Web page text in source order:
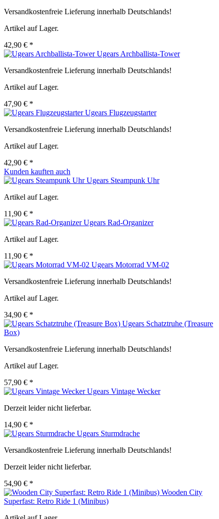
Versandkostenfreie Lieferung innerhalb Deutschlands!
Artikel auf Lager.
42,90 € *
Ugears Archballista-Tower
Versandkostenfreie Lieferung innerhalb Deutschlands!
Artikel auf Lager.
47,90 € *
Ugears Flugzeugstarter
Versandkostenfreie Lieferung innerhalb Deutschlands!
Artikel auf Lager.
42,90 € *
Kunden kauften auch
Ugears Steampunk Uhr
Artikel auf Lager.
11,90 € *
Ugears Rad-Organizer
Artikel auf Lager.
11,90 € *
Ugears Motorrad VM-02
Versandkostenfreie Lieferung innerhalb Deutschlands!
Artikel auf Lager.
34,90 € *
Ugears Schatztruhe (Treasure
Box)
Versandkostenfreie Lieferung innerhalb Deutschlands!
Artikel auf Lager.
57,90 € *
Ugears Vintage Wecker
Derzeit leider nicht lieferbar.
14,90 € *
Ugears Sturmdrache
Versandkostenfreie Lieferung innerhalb Deutschlands!
Derzeit leider nicht lieferbar.
54,90 € *
Wooden City
Superfast: Retro Ride 1 (Minibus)